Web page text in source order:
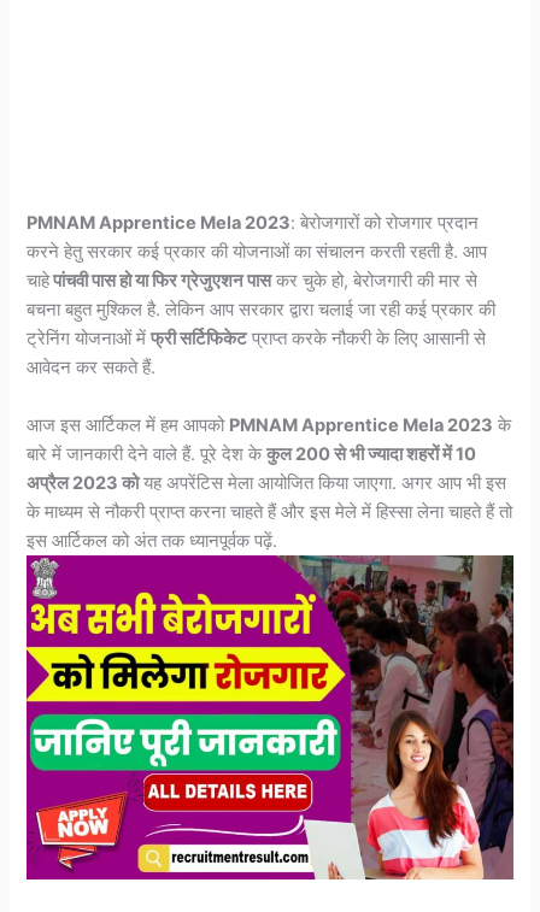
PMNAM Apprentice Mela 2023: बेरोजगारों को रोजगार प्रदान
करने हेतु सरकार कई प्रकार की योजनाओं का संचालन करती रहती है. आप
चाहेपांचवी पास हो या फिर ग्रेजुएशन पासकर चुके हो, बेरोजगारी की मार से
बचना बहुत मुश्किल है. लेकिन आप सरकार द्वारा चलाई जा रही कई प्रकार की
ट्रेनिंग योजनाओं मेंफ्री सर्टिफिकेटप्राप्त करके नौकरी के लिए आसानी से
आवेदन कर सकते हैं.
आज इस आर्टिकल में हम आपको PMNAM Apprentice Mela 2023 के
बारे में जानकारी देने वाले हैं. पूरे देश केकुल 200 से भी ज्यादा शहरों में 10
अप्रैल 2023 कोयह अपरेंटिस मेला आयोजित किया जाएगा. अगर आप भी इस
के माध्यम से नौकरी प्राप्त करना चाहते हैं और इस मेले में हिस्सा लेना चाहते हैं तो
इस आर्टिकल को अंत तक ध्यानपूर्वक पढ़ें.